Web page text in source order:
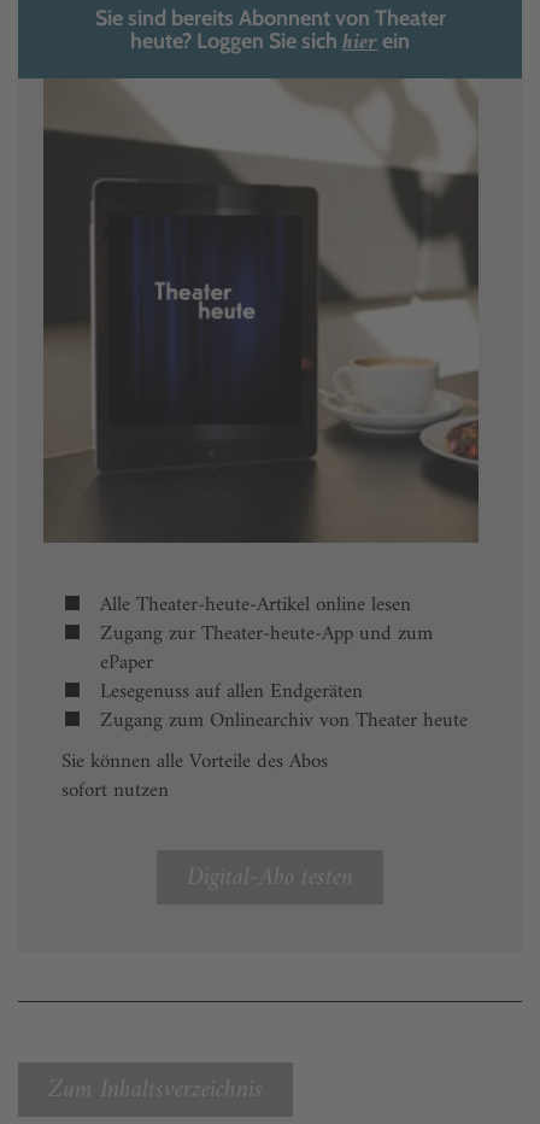
Sie sind bereits Abonnent von Theater
heute? Loggen Sie sich hierein
Alle Theater-heute-Artikel online lesen
Zugang zur Theater-heute-App und zum
ePaper
Lesegenuss auf allen Endgeräten
Zugang zum Onlinearchiv von Theater heute
Sie können alle Vorteile des Abos
sofort nutzen
Digital-Abo testen
Zum Inhaltsverzeichnis